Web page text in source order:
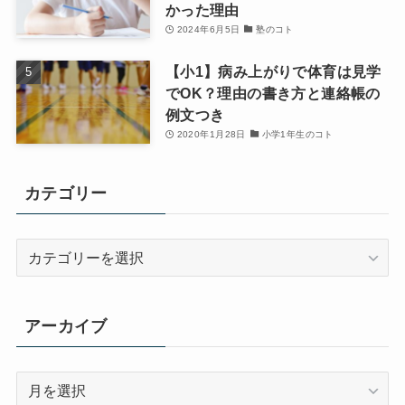
かった理由
2024年6月5日 塾のコト
【小1】病み上がりで体育は見学
でOK？理由の書き方と連絡帳の
例文つき
2020年1月28日 小学1年生のコト
カテゴリー
リ
ー
アーカイブ